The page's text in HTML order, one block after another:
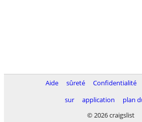
Aide sûreté Confidentialité
sur
application
plan
© 2026 craigslist